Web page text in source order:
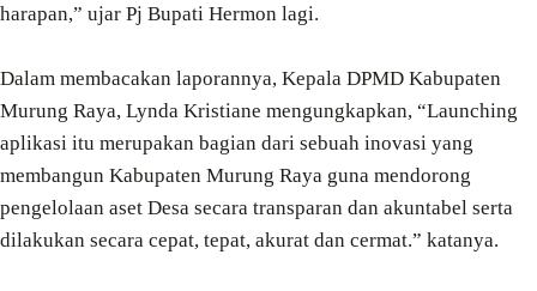
harapan,” ujar Pj Bupati Hermon lagi.
Dalam membacakan laporannya, Kepala DPMD Kabupaten
Murung Raya, Lynda Kristiane mengungkapkan, “Launching
aplikasi itu merupakan bagian dari sebuah inovasi yang
membangun Kabupaten Murung Raya guna mendorong
pengelolaan aset Desa secara transparan dan akuntabel serta
dilakukan secara cepat, tepat, akurat dan cermat.” katanya.